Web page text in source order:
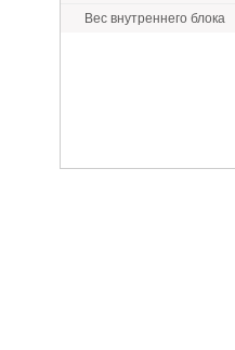
Вес внутреннего блока